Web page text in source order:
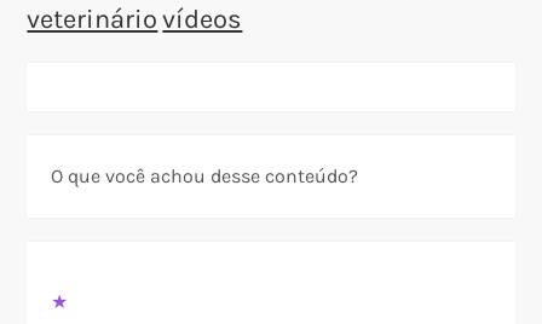
veterinário vídeos
O que você achou desse conteúdo?
★